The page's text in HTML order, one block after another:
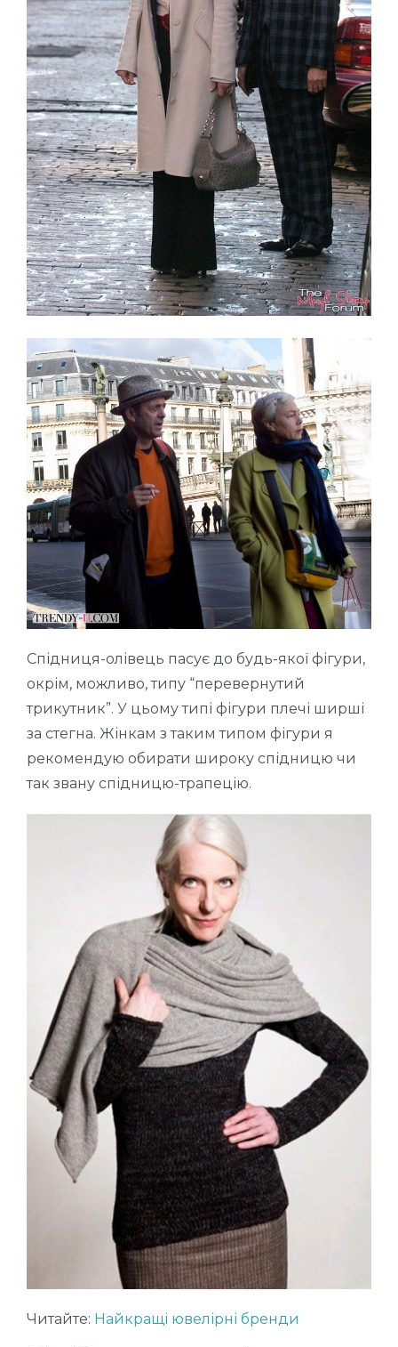
Спідниця-олівець пасує до будь-якої фігури,
окрім, можливо, типу “перевернутий
трикутник”. У цьому типі фігури плечі ширші
за стегна. Жінкам з таким типом фігури я
рекомендую обирати широку спідницю чи
так звану спідницю-трапецію.
Читайте: Найкращі ювелірні бренди